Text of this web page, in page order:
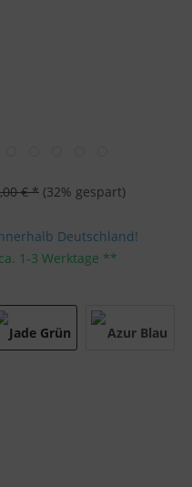
€ * (32% gespart)
Deutschland!
1-3 Werktage **